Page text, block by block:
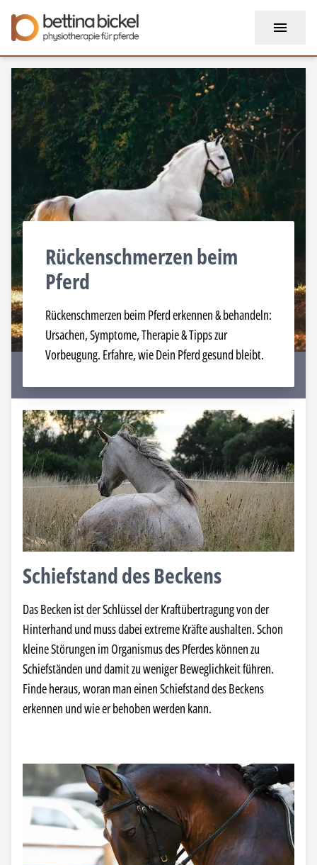
Rückenschmerzen beim
Pferd
Rückenschmerzen beim Pferd erkennen & behandeln:
Ursachen, Symptome, Therapie & Tipps zur
Vorbeugung. Erfahre, wie Dein Pferd gesund bleibt.
Schiefstand des Beckens
Das Becken ist der Schlüssel der Kraftübertragung von der
Hinterhand und muss dabei extreme Kräfte aushalten. Schon
kleine Störungen im Organismus des Pferdes können zu
Schiefständen und damit zu weniger Beweglichkeit führen.
Finde heraus, woran man einen Schiefstand des Beckens
erkennen und wie er behoben werden kann.